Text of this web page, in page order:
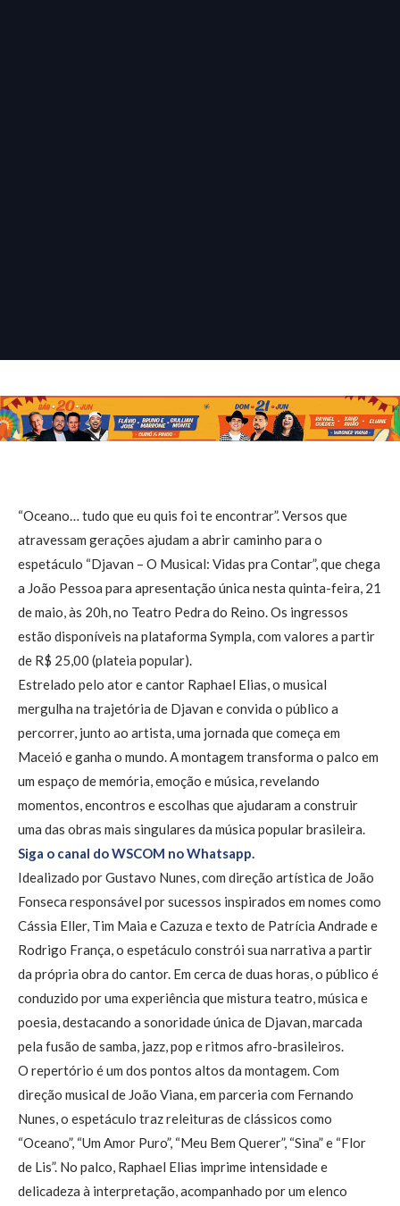
“Oceano… tudo que eu quis foi te encontrar”. Versos que
atravessam gerações ajudam a abrir caminho para o
espetáculo “Djavan – O Musical: Vidas pra Contar”, que chega
a João Pessoa para apresentação única nesta quinta-feira, 21
de maio, às 20h, no Teatro Pedra do Reino. Os ingressos
estão disponíveis na plataforma Sympla, com valores a partir
de R$ 25,00 (plateia popular).
Estrelado pelo ator e cantor Raphael Elias, o musical
mergulha na trajetória de Djavan e convida o público a
percorrer, junto ao artista, uma jornada que começa em
Maceió e ganha o mundo. A montagem transforma o palco em
um espaço de memória, emoção e música, revelando
momentos, encontros e escolhas que ajudaram a construir
uma das obras mais singulares da música popular brasileira.
Siga o canal do WSCOM no Whatsapp.
Idealizado por Gustavo Nunes, com direção artística de João
Fonseca responsável por sucessos inspirados em nomes como
Cássia Eller, Tim Maia e Cazuza e texto de Patrícia Andrade e
Rodrigo França, o espetáculo constrói sua narrativa a partir
da própria obra do cantor. Em cerca de duas horas, o público é
conduzido por uma experiência que mistura teatro, música e
poesia, destacando a sonoridade única de Djavan, marcada
pela fusão de samba, jazz, pop e ritmos afro-brasileiros.
O repertório é um dos pontos altos da montagem. Com
direção musical de João Viana, em parceria com Fernando
Nunes, o espetáculo traz releituras de clássicos como
“Oceano”, “Um Amor Puro”, “Meu Bem Querer”, “Sina” e “Flor
de Lis”. No palco, Raphael Elias imprime intensidade e
delicadeza à interpretação, acompanhado por um elenco